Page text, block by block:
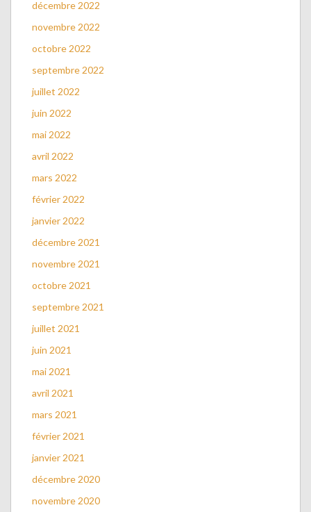
décembre 2022
novembre 2022
octobre 2022
septembre 2022
juillet 2022
juin 2022
mai 2022
avril 2022
mars 2022
février 2022
janvier 2022
décembre 2021
novembre 2021
octobre 2021
septembre 2021
juillet 2021
juin 2021
mai 2021
avril 2021
mars 2021
février 2021
janvier 2021
décembre 2020
novembre 2020